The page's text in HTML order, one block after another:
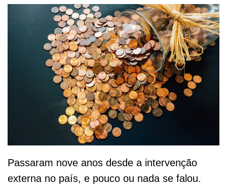
Passaram nove anos desde a intervenção
externa no país, e pouco ou nada se falou.